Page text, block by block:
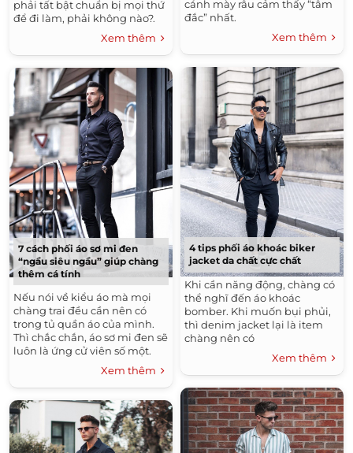
phải tất bật chuẩn bị mọi thứ
để đi làm, phải không nào?.
Xem thêm
7 cách phối áo sơ mi đen
“ngầu siêu ngầu” giúp chàng
thêm cá tính
Nếu nói về kiểu áo mà mọi
chàng trai đều cần nên có
trong tủ quần áo của mình.
Thì chắc chắn, áo sơ mi đen sẽ
luôn là ứng cử viên số một.
Xem thêm
cánh mày râu cảm thấy “tâm
đắc” nhất.
Xem thêm
4 tips phối áo khoác biker
jacket da chất cực chất
Khi cần năng động, chàng có
thể nghĩ đến áo khoác
bomber. Khi muốn bụi phủi,
thì denim jacket lại là item
chàng nên có
Xem thêm